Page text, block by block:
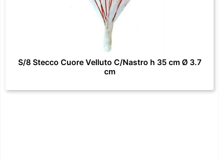
S/8 Stecco Cuore Velluto C/Nastro h 35 cm Ø 3.7
cm